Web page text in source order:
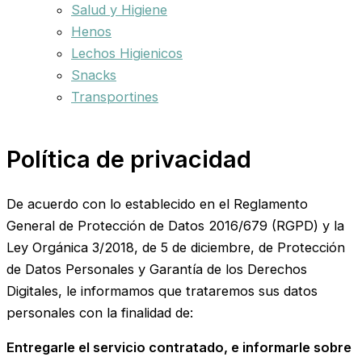
Salud y Higiene
Henos
Lechos Higienicos
Snacks
Transportines
Política de privacidad
De acuerdo con lo establecido en el Reglamento
General de Protección de Datos 2016/679 (RGPD) y la
Ley Orgánica 3/2018, de 5 de diciembre, de Protección
de Datos Personales y Garantía de los Derechos
Digitales, le informamos que trataremos sus datos
personales con la finalidad de:
Entregarle el servicio contratado, e informarle sobre